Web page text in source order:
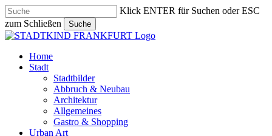
Skip
to
main
content
Klick ENTER für Suchen oder ESC
zum Schließen
Suche
Close
search
Menu
Home
Stadt
Stadtbilder
Abbruch & Neubau
Architektur
Allgemeines
Gastro & Shopping
Urban Art